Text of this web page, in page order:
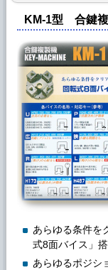
KM-1型 合鍵
あらゆる条件を
式8面バイス」搭
あらゆるポジシ